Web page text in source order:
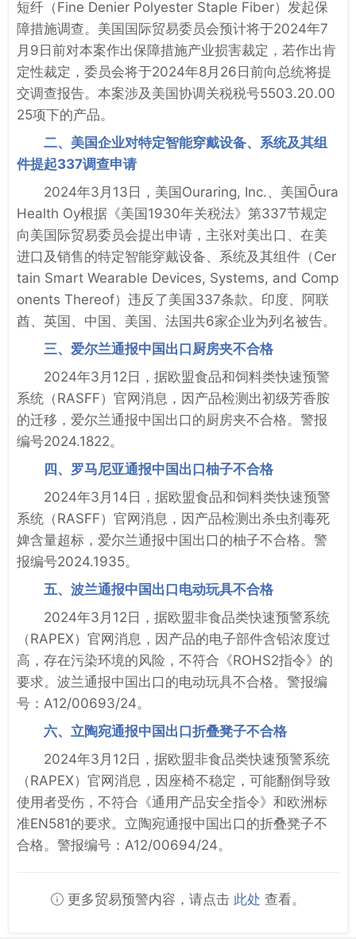
短纤（Fine Denier Polyester Staple Fiber）发起保
障措施调查。美国国际贸易委员会预计将于2024年7
月9日前对本案作出保障措施产业损害裁定，若作出肯
定性裁定，委员会将于2024年8月26日前向总统将提
交调查报告。本案涉及美国协调关税税号5503.20.00
25项下的产品。
二、美国企业对特定智能穿戴设备、系统及其组
件提起337调查申请
2024年3月13日，美国Ouraring, Inc.、美国Ōura
Health Oy根据《美国1930年关税法》第337节规定
向美国际贸易委员会提出申请，主张对美出口、在美
进口及销售的特定智能穿戴设备、系统及其组件（Cer
tain Smart Wearable Devices, Systems, and Comp
onents Thereof）违反了美国337条款。印度、阿联
酋、英国、中国、美国、法国共6家企业为列名被告。
三、爱尔兰通报中国出口厨房夹不合格
2024年3月12日，据欧盟食品和饲料类快速预警
系统（RASFF）官网消息，因产品检测出初级芳香胺
的迁移，爱尔兰通报中国出口的厨房夹不合格。警报
编号2024.1822。
四、罗马尼亚通报中国出口柚子不合格
2024年3月14日，据欧盟食品和饲料类快速预警
系统（RASFF）官网消息，因产品检测出杀虫剂毒死
婢含量超标，爱尔兰通报中国出口的柚子不合格。警
报编号2024.1935。
五、波兰通报中国出口电动玩具不合格
2024年3月12日，据欧盟非食品类快速预警系统
（RAPEX）官网消息，因产品的电子部件含铅浓度过
高，存在污染环境的风险，不符合《ROHS2指令》的
要求。波兰通报中国出口的电动玩具不合格。警报编
号：A12/00693/24。
六、立陶宛通报中国出口折叠凳子不合格
2024年3月12日，据欧盟非食品类快速预警系统
（RAPEX）官网消息，因座椅不稳定，可能翻倒导致
使用者受伤，不符合《通用产品安全指令》和欧洲标
准EN581的要求。立陶宛通报中国出口的折叠凳子不
合格。警报编号：A12/00694/24。
更多贸易预警内容，请点击 此处 查看。